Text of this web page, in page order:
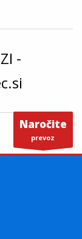
Naročite
prevoz